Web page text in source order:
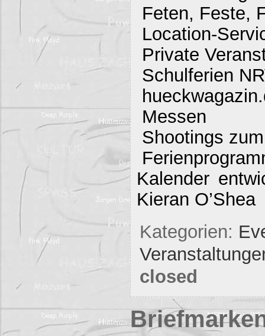
Feten, Feste,
Location-
Private
Schulferien
Messen
Shootings
Kalender
Kieran O’Shea
Kategorien:
closed